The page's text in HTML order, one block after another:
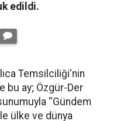
edildi.
Temsilciliği'nin
bu ay; Özgür-Der
''Gündem
ülke ve dünya